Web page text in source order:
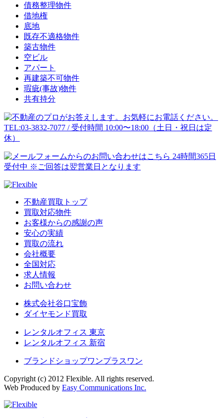
債務整理物件
借地権
底地
既存不適格物件
築古物件
空ビル
アパート
再建築不可物件
瑕疵(事故)物件
共有持分
不動産買取トップ
買取対応物件
お客様からの感謝の声
安心の実績
買取の流れ
会社概要
全国対応
求人情報
お問い合わせ
株式会社谷口宝飾
ダイヤモンド買取
レンタルオフィス 東京
レンタルオフィス 新宿
ブランドショップワンプラスワン
Copyright (c) 2012 Flexible. All rights reserved.
Web Produced by Easy Communications Inc.